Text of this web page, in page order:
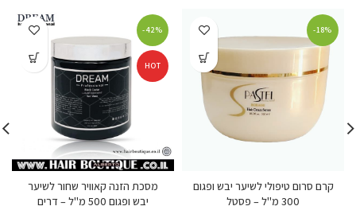
-18%
קרם סרום טיפולי לשיער יבש ופגום
300 מ"ל – פסטל
-42%
HOT
מסכת הזנה קאוויר שחור לשיער
יבש ופגום 500 מ"ל – דרים